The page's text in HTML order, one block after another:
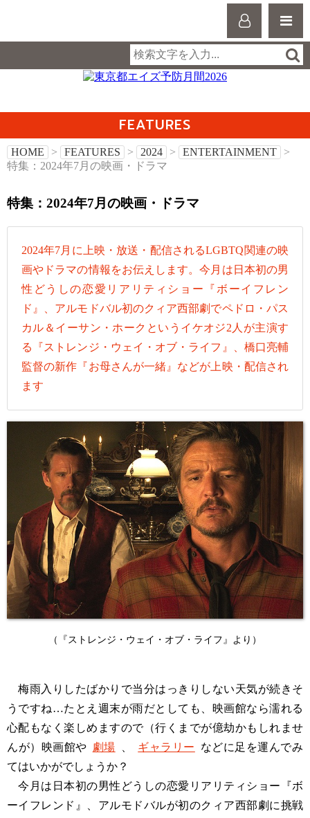
FEATURES
HOME > FEATURES > 2024 > ENTERTAINMENT
>
特集：2024年7月の映画・ドラマ
特集：2024年7月の映画・ドラマ
2024年7月に上映・放送・配信されるLGBTQ関連の映
画やドラマの情報をお伝えします。今月は日本初の男
性どうしの恋愛リアリティショー『ボーイフレン
ド』、アルモドバル初のクィア西部劇でペドロ・パス
カル＆イーサン・ホークというイケオジ2人が主演す
る『ストレンジ・ウェイ・オブ・ライフ』、橋口亮輔
監督の新作『お母さんが一緒』などが上映・配信され
ます
（『ストレンジ・ウェイ・オブ・ライフ』より）
梅雨入りしたばかりで当分はっきりしない天気が続きそ
うですね…たとえ週末が雨だとしても、映画館なら濡れる
心配もなく楽しめますので（行くまでが億劫かもしれませ
んが）映画館や 劇場 ギャラリー
などに足を運んでみ
てはいかがでしょうか？
今月は日本初の男性どうしの恋愛リアリティショー『ボ
ーイフレンド』、アルモドバルが初のクィア西部劇に挑戦